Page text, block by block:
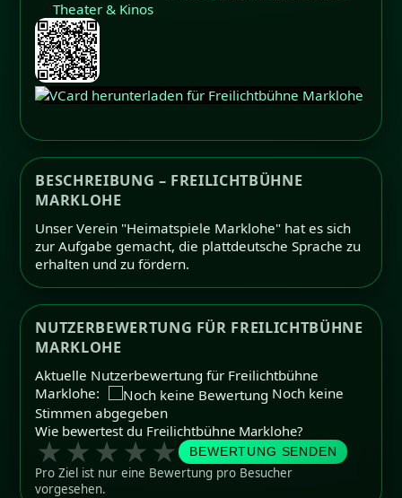
Theater & Kinos
BESCHREIBUNG – FREILICHTBÜHNE
MARKLOHE
Unser Verein "Heimatspiele Marklohe" hat es sich
zur Aufgabe gemacht, die plattdeutsche Sprache zu
erhalten und zu fördern.
NUTZERBEWERTUNG FÜR FREILICHTBÜHNE
MARKLOHE
Aktuelle Nutzerbewertung für Freilichtbühne
Marklohe:
Noch keine
Stimmen abgegeben
Wie bewertest du Freilichtbühne Marklohe?
★
★
★
★
★ BEWERTUNG SENDEN
Pro Ziel ist nur eine Bewertung pro Besucher
vorgesehen.